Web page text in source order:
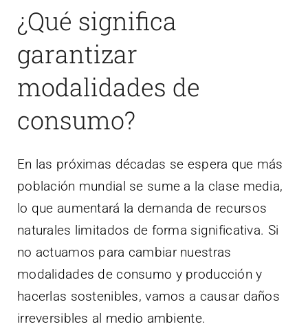
¿Qué significa
garantizar
modalidades de
consumo?
En las próximas décadas se espera que más
población mundial se sume a la clase media,
lo que aumentará la demanda de recursos
naturales limitados de forma significativa. Si
no actuamos para cambiar nuestras
modalidades de consumo y producción y
hacerlas sostenibles, vamos a causar daños
irreversibles al medio ambiente.